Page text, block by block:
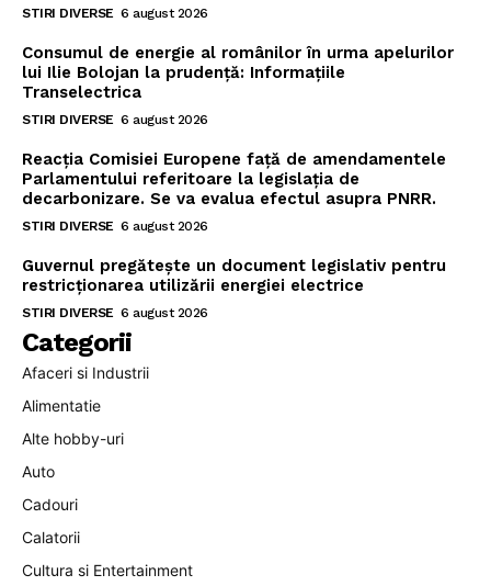
STIRI DIVERSE 6 august 2026
Consumul de energie al românilor în urma apelurilor
lui Ilie Bolojan la prudență: Informațiile
Transelectrica
STIRI DIVERSE 6 august 2026
Reacția Comisiei Europene față de amendamentele
Parlamentului referitoare la legislația de
decarbonizare. Se va evalua efectul asupra PNRR.
STIRI DIVERSE 6 august 2026
Guvernul pregătește un document legislativ pentru
restricționarea utilizării energiei electrice
STIRI DIVERSE 6 august 2026
Categorii
Afaceri si Industrii
Alimentatie
Alte hobby-uri
Auto
Cadouri
Calatorii
Cultura si Entertainment